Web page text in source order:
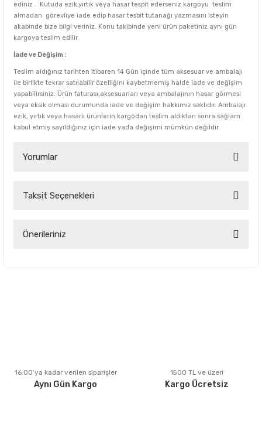
ediniz . Kutuda ezik,yırtık veya hasar tespit ederseniz kargoyu teslim
almadan görevliye iade edip hasar tesbit tutanağı yazmasını isteyin
akabinde bize bilgi veriniz. Konu takibinde yeni ürün paketiniz aynı gün
kargoya teslim edilir.
İade ve Değişim :
Teslim aldığınız tarihten itibaren 14 Gün içinde tüm aksesuar ve ambalajı
ile birlikte tekrar satılabilir özelliğini kaybetmemiş halde iade ve değişim
yapabilirsiniz. Ürün faturası,aksesuarları veya ambalajının hasar görmesi
veya eksik olması durumunda iade ve değişim hakkımız saklıdır. Ambalajı
ezik, yırtık veya hasarlı ürünlerin kargodan teslim aldıktan sonra sağlam
kabul etmiş sayıldığınız için iade yada değişimi mümkün değildir.
Yorumlar
Bu ürüne ilk yorumu siz yapın!
Taksit Seçenekleri
Önerileriniz
Ürün fiyatı diğer sitelerden daha pahalı.
Bu ürüne benzer farklı alternatifler olmalı.
16:00’ya kadar verilen siparişler
Aynı Gün Kargo
1500 TL ve üzeri
Kargo Ücretsiz